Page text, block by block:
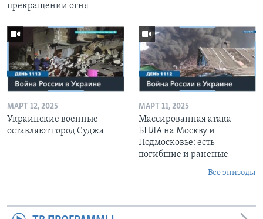
прекращении огня
МАРТ 12, 2025
Украинские военные
оставляют город Суджа
МАРТ 11, 2025
Массированная атака
БПЛА на Москву и
Подмосковье: есть
погибшие и раненые
Все эпизоды